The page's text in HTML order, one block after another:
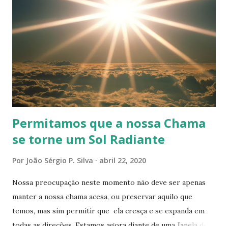
partes mais afastadas de nosso ser, se efetua com
intermitências (intervalo) produz-se uma comoção, e o
sistema inteiro fica como que envenenado por esta ruptura
(ato de romper) de equilíbrio. Isto pode ser momentâneo
ou permanente. No primeiro caso, é uma indisposição mais
ou menos grave; no segundo, é moléstia crônica. A moléstia
não é a mesma para todos, pelo motivo seguinte: cada um...
Permitamos que a nossa Chama
se torne um Sol Radiante
Por João Sérgio P. Silva abril 22, 2020
Nossa preocupação neste momento não deve ser apenas
manter a nossa chama acesa, ou preservar aquilo que
temos, mas sim permitir que ela cresça e se expanda em